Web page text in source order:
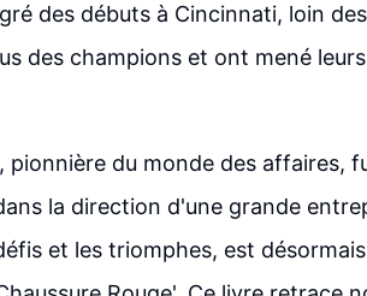
des débuts à Cincinnati, loin
des champions et ont mené
pionnière du monde des affaires,
la direction d'une grande
et les triomphes, est